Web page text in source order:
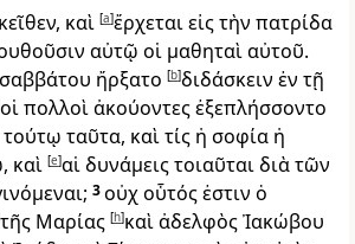
καὶ [a]ἔρχεται εἰς τὴν πατρίδα
αὐτῷ οἱ μαθηταὶ αὐτοῦ.
ἤρξατο [b]διδάσκειν ἐν τῇ
οἱ πολλοὶ ἀκούοντες ἐξεπλήσσοντο
ταῦτα, καὶ τίς ἡ σοφία ἡ
καὶ [e]αἱ δυνάμεις τοιαῦται διὰ τῶν
3οὐχ οὗτός ἐστιν ὁ
τῆς Μαρίας [h]καὶ ἀδελφὸς Ἰακώβου